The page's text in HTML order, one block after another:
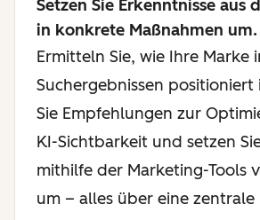
Setzen Sie Erkenntnisse aus
in konkrete Maßnahmen um.
Ermitteln Sie, wie Ihre Marke
Suchergebnissen positioniert
Sie Empfehlungen zur
KI-Sichtbarkeit und setzen
mithilfe der Marketing-Tools
um – alles über eine